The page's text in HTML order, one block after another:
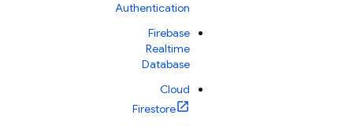
Authentication
Firebase
Realtime
Database
Cloud
Firestore